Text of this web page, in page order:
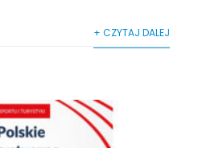
+ CZYTAJ DALEJ